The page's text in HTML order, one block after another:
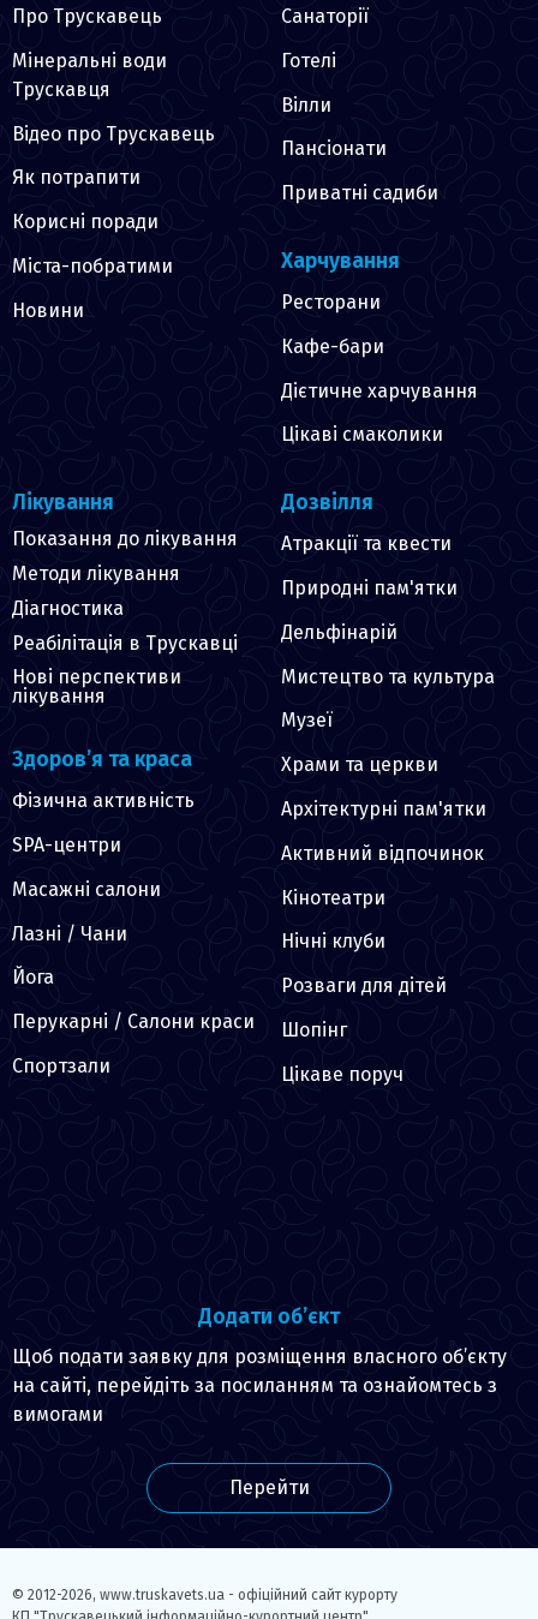
Про Трускавець
Мінеральні води
Трускавця
Відео про Трускавець
Як потрапити
Корисні поради
Міста-побратими
Новини
Санаторії
Готелі
Вілли
Пансіонати
Приватні садиби
Харчування
Ресторани
Кафе-бари
Дієтичне харчування
Цікаві смаколики
Лікування
Показання до лікування
Методи лікування
Діагностика
Реабілітація в Трускавці
Нові перспективи
лікування
Здоров’я та краса
Фізична активність
SPA-центри
Масажні салони
Лазні / Чани
Йога
Перукарні / Салони краси
Спортзали
Дозвілля
Атракції та квести
Природні пам'ятки
Дельфінарій
Мистецтво та культура
Музеї
Храми та церкви
Архітектурні пам'ятки
Активний відпочинок
Кінотеатри
Нічні клуби
Розваги для дітей
Шопінг
Цікаве поруч
Додати об’єкт
Щоб подати заявку для розміщення власного об’єкту
на сайті, перейдіть за посиланням та ознайомтесь з
вимогами
Перейти
© 2012-2026, www.truskavets.ua - офіційний сайт курорту